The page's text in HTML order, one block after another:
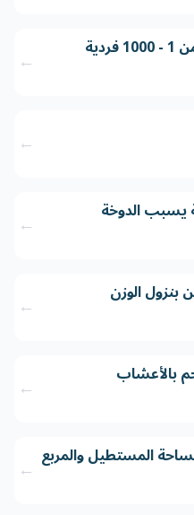
←
←
يسبب الدوخة ←
بنزول الوزن ←
بالأعشاب ←
المستطيل والمربع ←